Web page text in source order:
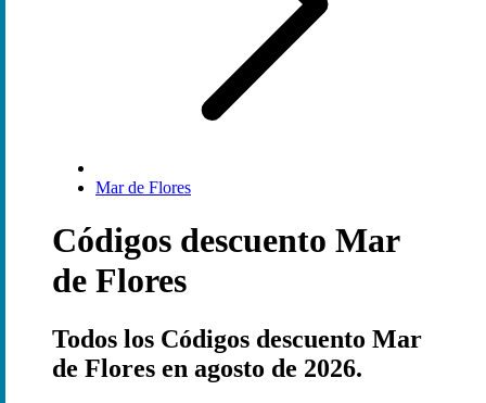
Mar de Flores
Códigos descuento Mar
de Flores
Todos los Códigos descuento Mar
de Flores en agosto de 2026.